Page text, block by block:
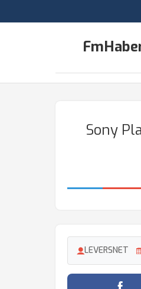
Sony
LEVERSNET